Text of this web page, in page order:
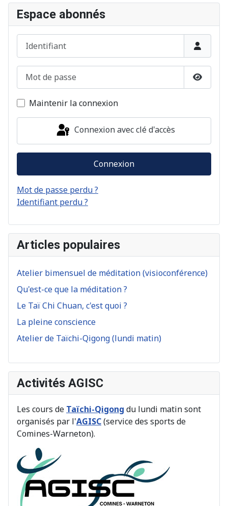
Espace abonnés
Identifiant
Mot de passe
Maintenir la connexion
Connexion avec clé d'accès
Connexion
Mot de passe perdu ?
Identifiant perdu ?
Articles populaires
Atelier bimensuel de méditation (visioconférence)
Qu'est-ce que la méditation ?
Le Taï Chi Chuan, c'est quoi ?
La pleine conscience
Atelier de Taïchi-Qigong (lundi matin)
Activités AGISC
Les cours de Taïchi-Qigong du lundi matin sont
organisés par l'AGISC(service des sports de
Comines-Warneton).